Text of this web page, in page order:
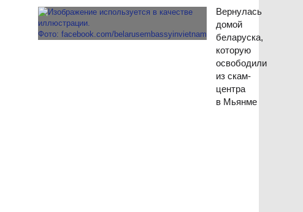
Вернулась
домой
беларуска,
которую
освободили
из скам-
центра
в Мьянме